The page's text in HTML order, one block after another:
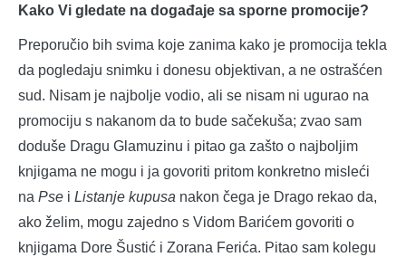
Kako Vi gledate na događaje sa sporne promocije?
Preporučio bih svima koje zanima kako je promocija tekla
da pogledaju snimku i donesu objektivan, a ne ostrašćen
sud. Nisam je najbolje vodio, ali se nisam ni ugurao na
promociju s nakanom da to bude sačekuša; zvao sam
doduše Dragu Glamuzinu i pitao ga zašto o najboljim
knjigama ne mogu i ja govoriti pritom konkretno misleći
na Pse i Listanje kupusa nakon čega je Drago rekao da,
ako želim, mogu zajedno s Vidom Barićem govoriti o
knjigama Dore Šustić i Zorana Ferića. Pitao sam kolegu